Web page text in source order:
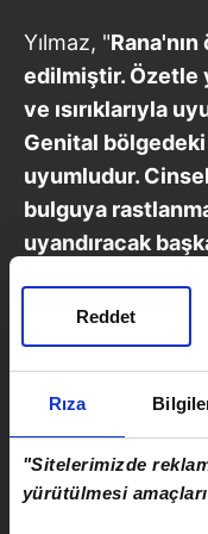
Rıza
"Sitelerimizde
yürütülmesi
Reddet
Yılmaz, "
edilmiştir. Özetle
ve ısırıklarıyla
Genital bölgedeki
uyumludur.
bulguya
uyandıracak
medya hesapları
iddialarla aileyi
kamuoyunu
Gerçek dışı
yanıltan ve
kuruluşlar
ve savcılığa suç